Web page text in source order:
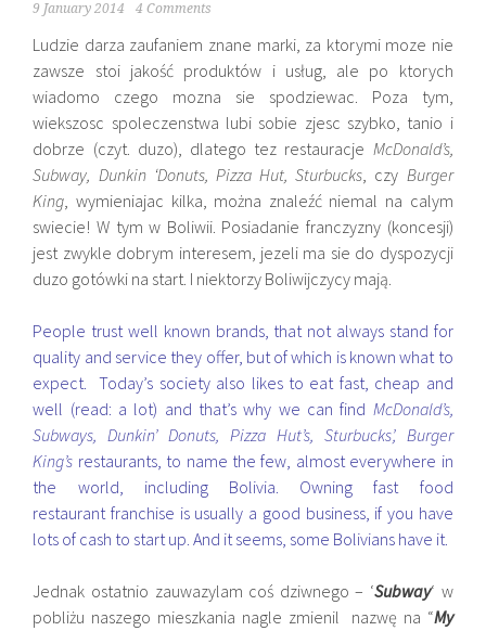
9 January 2014 4 Comments
Ludzie darza zaufaniem znane marki, za ktorymi moze nie
zawsze stoi jakość produktów i usług, ale po ktorych
wiadomo czego mozna sie spodziewac. Poza tym,
wiekszosc spoleczenstwa lubi sobie zjesc szybko, tanio i
dobrze (czyt. duzo), dlatego tez restauracje McDonald’s,
Subway, Dunkin ‘Donuts, Pizza Hut, Sturbucks, czy Burger
King, wymieniajac kilka, można znaleźć niemal na calym
swiecie! W tym w Boliwii. Posiadanie franczyzny (koncesji)
jest zwykle dobrym interesem, jezeli ma sie do dyspozycji
duzo gotówki na start. I niektorzy Boliwijczycy mają.
People trust well known brands, that not always stand for
quality and service they offer, but of which is known what to
expect. Today’s society also likes to eat fast, cheap and
well (read: a lot) and that’s why we can find McDonald’s,
Subways, Dunkin’ Donuts, Pizza Hut’s, Sturbucks’, Burger
King’s restaurants, to name the few, almost everywhere in
the world, including Bolivia. Owning fast food
restaurant franchise is usually a good business, if you have
lots of cash to start up. And it seems, some Bolivians have it.
Jednak ostatnio zauwazylam coś dziwnego – ‘Subway‘ w
pobliżu naszego mieszkania nagle zmienil nazwę na “My